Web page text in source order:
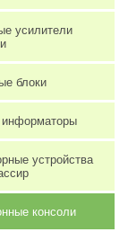
усилители
блоки
устройства
консоли